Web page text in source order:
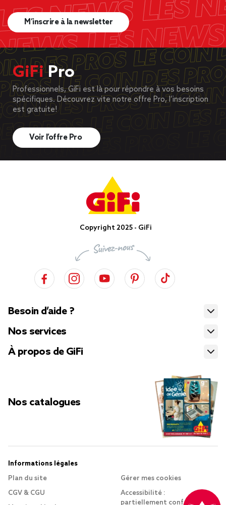
M’inscrire à la newsletter
GiFiPro
Professionnels, GiFi est là pour répondre à vos besoins
spécifiques. Découvrez vite notre offre Pro, l’inscription
est gratuite!
Voir l’offre Pro
Copyright 2025 - GiFi
Besoin d’aide ?
Nos services
À propos de GiFi
Nos catalogues
Informations légales
Plan du site
CGV & CGU
Gérer mes cookies
Accessibilité :
partiellement conforme